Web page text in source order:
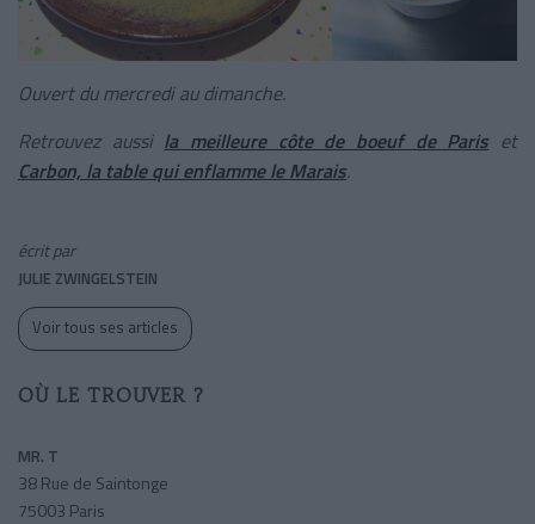
Ouvert du mercredi au dimanche.
Retrouvez aussi la meilleure côte de boeuf de Pariset
Carbon, la table qui enflamme le Marais.
écrit par
JULIE ZWINGELSTEIN
Voir tous ses articles
OÙ LE TROUVER ?
MR. T
38 Rue de Saintonge
75003 Paris